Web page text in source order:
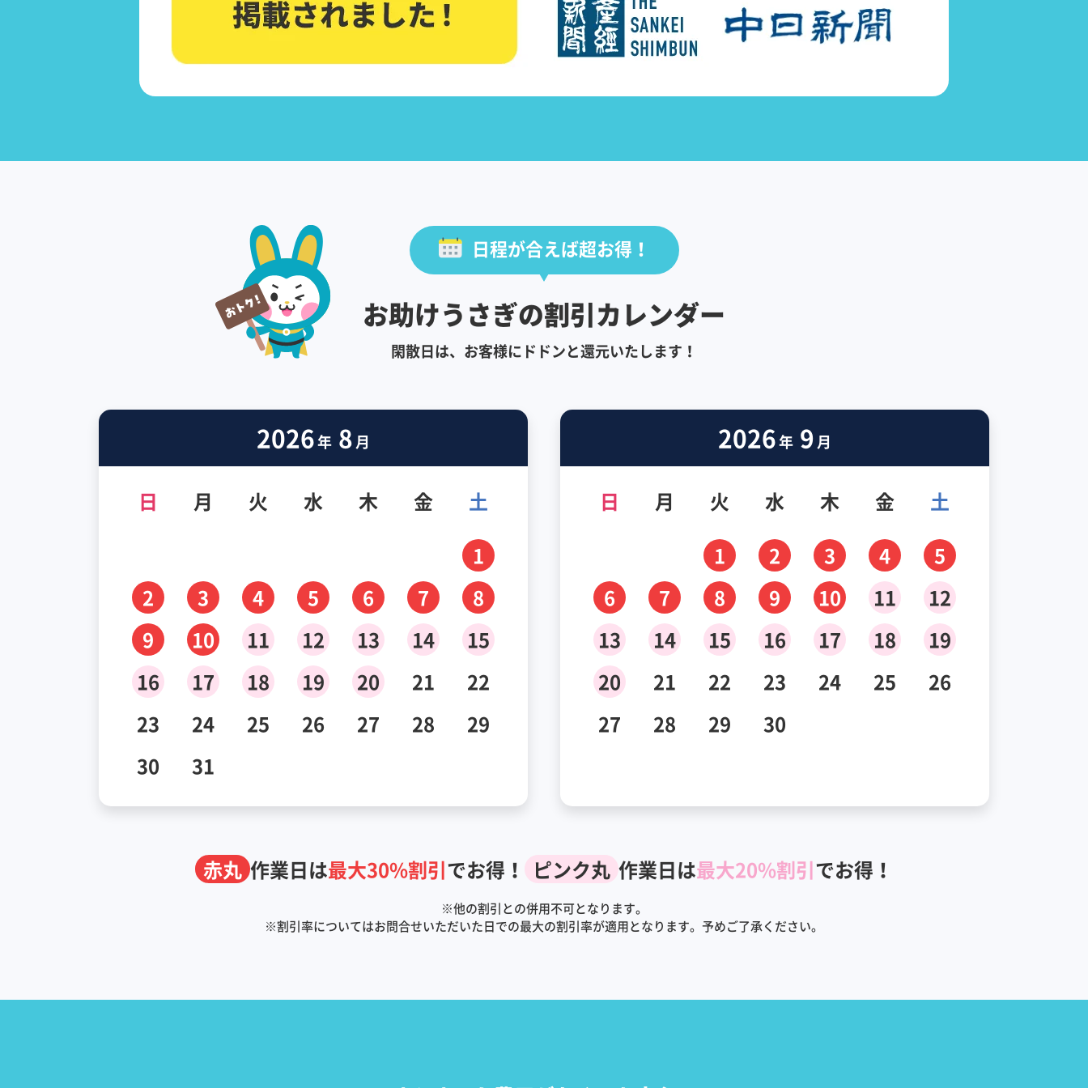
日程が合えば超お得！
お助けうさぎの割引カレンダー
閑散日は、お客様にドドンと還元いたします！
2026年 8月
日 月 火 水 木 金
土
1
2
3 4 5 6 7
8
9
10 11 12 13 14
15
16
17 18 19 20 21
22
23
24 25 26 27 28
29
30
31
2026年 9月
日 月 火 水 木 金
土
1
2 3 4
5
6
7 8 9 10 11
12
13
14 15 16 17 18
19
20
21 22 23 24 25
26
27
28 29 30
赤丸 作業日は最大30%割引でお得！ ピンク丸 作業日は最大20%割引でお得！
※他の割引との併用不可となります。
※割引率についてはお問合せいただいた日での最大の割引率が適用となります。予めご了承ください。